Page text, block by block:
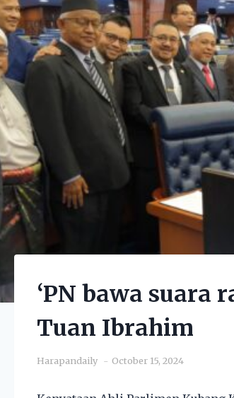
‘PN bawa suara
Tuan Ibrahim
Harapandaily October 15, 2024